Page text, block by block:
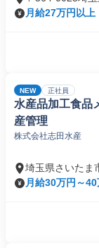
月給27万円以上
NEW 正社員
水産品加工食品
産管理
株式会社志田水産
埼玉県さいたま
月給30万円～40